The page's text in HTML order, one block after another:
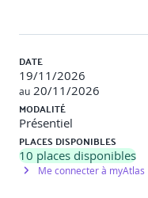
DATE
19/11/2026
au 20/11/2026
MODALITÉ
Présentiel
PLACES DISPONIBLES
10 places disponibles
Me connecter à myAtlas